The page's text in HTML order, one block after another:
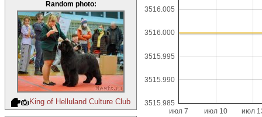
Random photo:
King of Helluland Culture Club
июл 7 июл 10 июл
3515.985
3515.990
3515.995
3516.000
3516.005